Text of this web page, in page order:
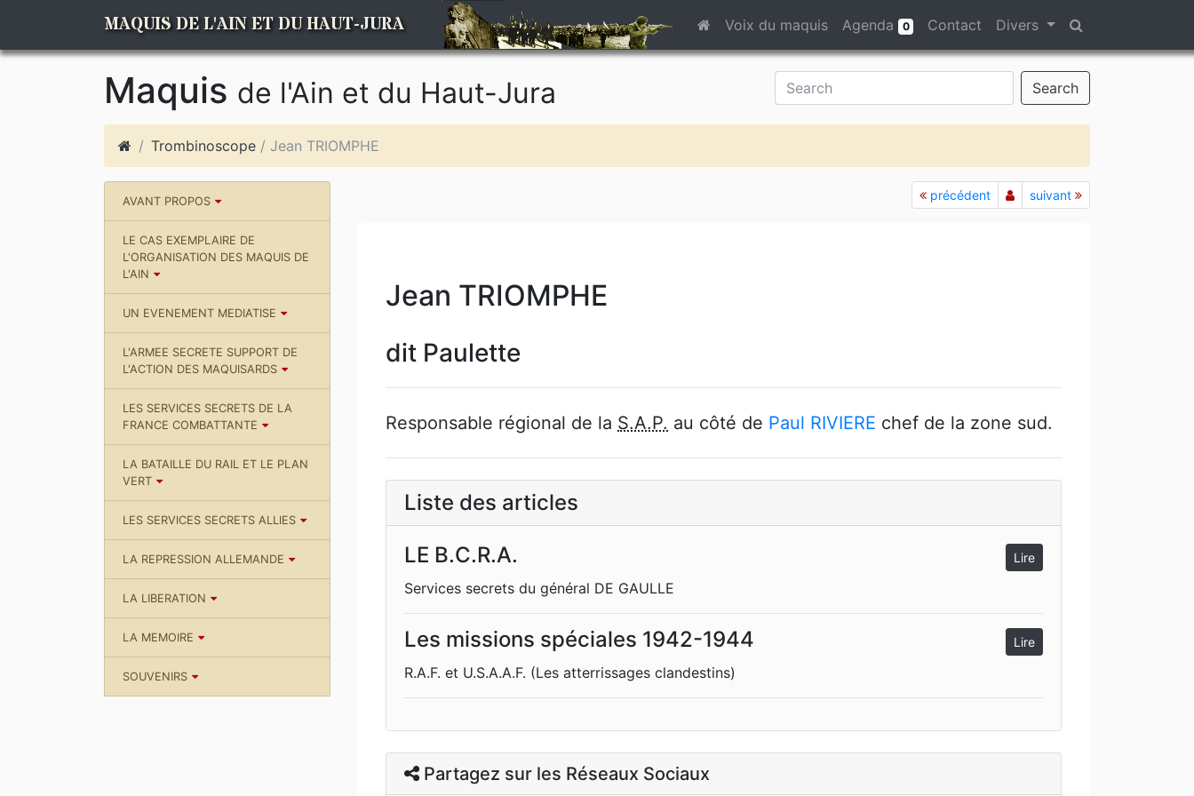
MAQUIS DE L'AIN ET DU HAUT-JURA Voix du maquis Agenda 0 Contact Divers
Search
Maquis de l'Ain et du Haut-Jura
Trombinoscope / Jean TRIOMPHE
AVANT PROPOS
LE CAS EXEMPLAIRE DE
L'ORGANISATION DES MAQUIS DE
L'AIN
UN EVENEMENT MEDIATISE
L'ARMEE SECRETE SUPPORT DE
L'ACTION DES MAQUISARDS
LES SERVICES SECRETS DE LA
FRANCE COMBATTANTE
LA BATAILLE DU RAIL ET LE PLAN
VERT
LES SERVICES SECRETS ALLIES
LA REPRESSION ALLEMANDE
LA LIBERATION
LA MEMOIRE
SOUVENIRS
précédent suivant
Jean TRIOMPHE
dit Paulette
Responsable régional de la S.A.P. au côté de Paul RIVIERE chef de la zone sud.
Liste des articles
Lire
LE B.C.R.A.
Services secrets du général DE GAULLE
Lire
Les missions spéciales 1942-1944
R.A.F. et U.S.A.A.F. (Les atterrissages clandestins)
Partagez sur les Réseaux Sociaux